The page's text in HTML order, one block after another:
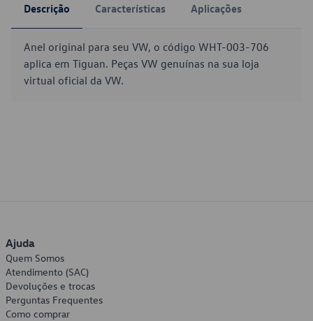
Descrição Características Aplicações
Anel original para seu VW, o código WHT-003-706
aplica em Tiguan. Peças VW genuínas na sua loja
virtual oficial da VW.
Ajuda
Quem Somos
Atendimento (SAC)
Devoluções e trocas
Perguntas Frequentes
Como comprar